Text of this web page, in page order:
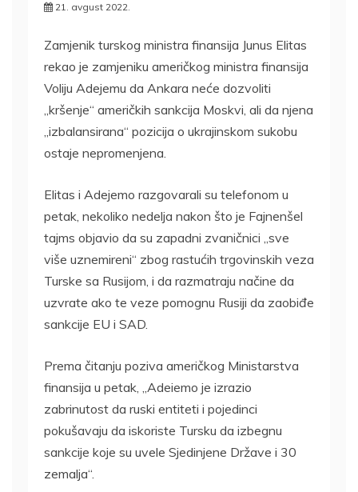
21. avgust 2022.
Zamjenik turskog ministra finansija Junus Elitas
rekao je zamjeniku američkog ministra finansija
Voliju Adejemu da Ankara neće dozvoliti
„kršenje“ američkih sankcija Moskvi, ali da njena
„izbalansirana“ pozicija o ukrajinskom sukobu
ostaje nepromenjena.
Elitas i Adejemo razgovarali su telefonom u
petak, nekoliko nedelja nakon što je Fajnenšel
tajms objavio da su zapadni zvaničnici „sve
više uznemireni“ zbog rastućih trgovinskih veza
Turske sa Rusijom, i da razmatraju načine da
uzvrate ako te veze pomognu Rusiji da zaobiđe
sankcije EU i SAD.
Prema čitanju poziva američkog Ministarstva
finansija u petak, „Adeiemo je izrazio
zabrinutost da ruski entiteti i pojedinci
pokušavaju da iskoriste Tursku da izbegnu
sankcije koje su uvele Sjedinjene Države i 30
zemalja“.